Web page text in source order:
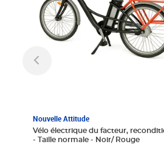
Nouvelle Attitude
Vélo électrique du facteur,
- Taille normale - Noir/ Rouge